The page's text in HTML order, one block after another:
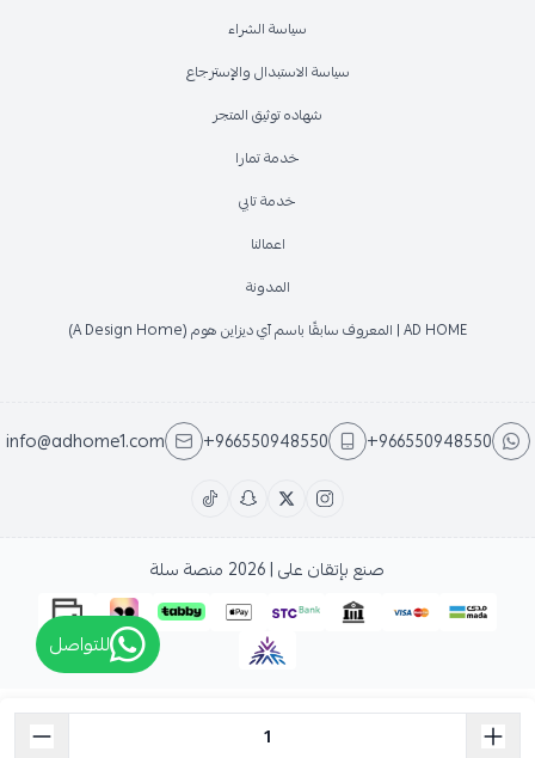
سياسة الشراء
سياسة الاستبدال والإسترجاع
شهاده توثيق المتجر
خدمة تمارا
خدمة تابي
اعمالنا
المدونة
AD HOME | المعروف سابقًا باسم آي ديزاين هوم (A Design Home)
+966550948550
+966550948550
info@adhome1.com
صنع بإتقان على | 2026 منصة سلة
للتواصل